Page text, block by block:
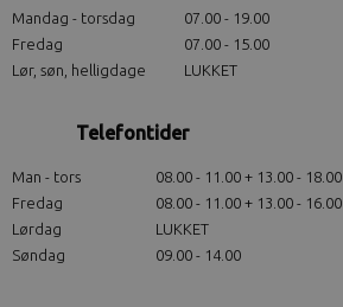
Mandag - torsdag
07.00 - 19.00
Fredag
07.00 - 15.00
Lør, søn, helligdage
LUKKET
Telefontider
Man - tors
08.00 - 11.00 + 13.00 - 18.00
Fredag
08.00 - 11.00 + 13.00 - 16.00
Lørdag
LUKKET
Søndag
09.00 - 14.00